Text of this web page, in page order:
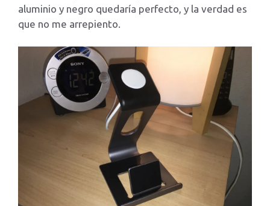
aluminio y negro quedaría perfecto, y la verdad es
que no me arrepiento.